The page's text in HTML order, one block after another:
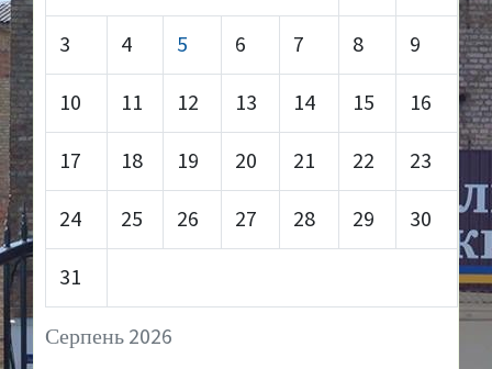
Серпень 2026
3 4 5 6 7 8 9
10 11 12 13 14 15 16
17 18 19 20 21 22 23
24 25 26 27 28 29 30
31